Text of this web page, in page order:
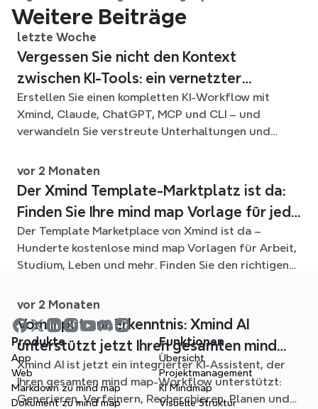
Weitere Beiträge
letzte Woche
Vergessen Sie nicht den Kontext
zwischen KI-Tools: ein vernetzter
Workflow mit Xmind
Erstellen Sie einen kompletten KI-Workflow mit
Xmind, Claude, ChatGPT, MCP und CLI – und
verwandeln Sie verstreute Unterhaltungen und
vor 2 Monaten
Der Xmind Template-Marktplatz ist da:
Finden Sie Ihre mind map Vorlage für jede
Situation
Der Template Marketplace von Xmind ist da –
Hunderte kostenlose mind map Vorlagen für Arbeit,
Studium, Leben und mehr. Finden Sie den richtigen
vor 2 Monaten
Vom Input zur Erkenntnis: Xmind AI
unterstützt jetzt Ihren gesamten mind
mapping-Workflow
Xmind AI ist jetzt ein integrierter KI-Assistent, der
Ihren gesamten mind map-Workflow unterstützt:
Generieren, Verfeinern, Recherchieren, Planen und
Produkte
App
Web
Markdown zu mind map
Dokument zu mind map
Funktionen
Übersicht
Projektmanagement
KI Mindmap
Visuelle Struktur